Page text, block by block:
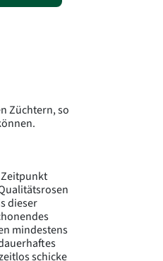
Züchtern, so
Zeitpunkt
dieser
mindestens
schicke